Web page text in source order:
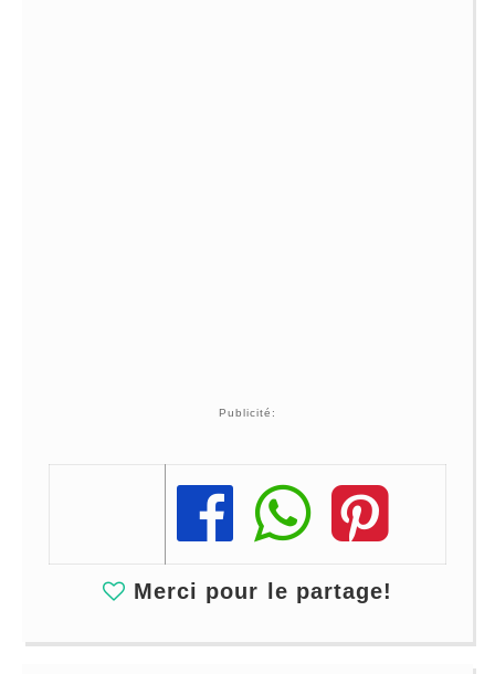
Publicité:
Share
Share
Share
Merci pour le partage!